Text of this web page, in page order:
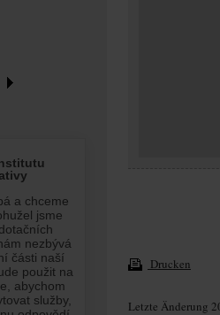
Drucken
Letzte Änderung